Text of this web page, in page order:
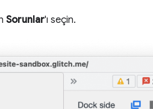
Sorunlar'ı seçin.